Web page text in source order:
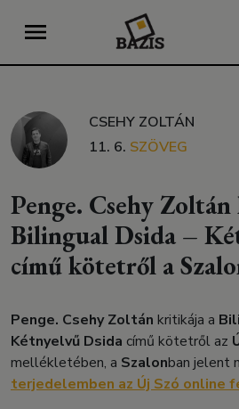
CSEHY ZOLTÁN
11. 6. SZÖVEG
Penge. Csehy
Bilingual Dsida –
című kötetről a
Penge. Csehy Zoltán kritikája a
Kétnyelvű Dsida című kötetről az
mellékletében, a Szalonban jelent
terjedelemben az Új Szó online